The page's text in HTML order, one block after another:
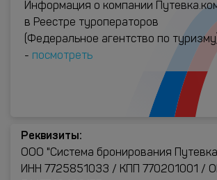
Информация о компании
в Реестре туроператоров
(Федеральное агентство по туризму)
- посмотреть
Реквизиты:
ООО "Система бронирования
ИНН 7725851033 / КПП 770201001 /